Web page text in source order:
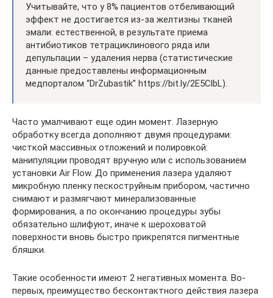
Учитывайте, что у 8% пациентов отбеливающий
эффект не достигается из-за желтизны тканей
эмали: естественной, в результате приема
антибиотиков тетрациклинового ряда или
депульпации – удаления нерва (статистические
данные предоставлены информационным
медпорталом “DrZubastik” https://bit.ly/2E5ClbL).
Часто умалчивают еще один момент. Лазерную
обработку всегда дополняют двумя процедурами:
чисткой массивных отложений и полировкой:
манипуляции проводят вручную или с использованием
установки Air Flow. До применения лазера удаляют
микробную пленку пескоструйным прибором, частично
снимают и размягчают минерализованные
формирования, а по окончанию процедуры зубы
обязательно шлифуют, иначе к шероховатой
поверхности вновь быстро прикрепятся пигментные
бляшки.
Такие особенности имеют 2 негативных момента. Во-
первых, преимущество бесконтактного действия лазера